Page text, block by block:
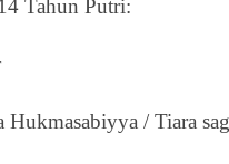
Tahun Putri:
/ Tiara